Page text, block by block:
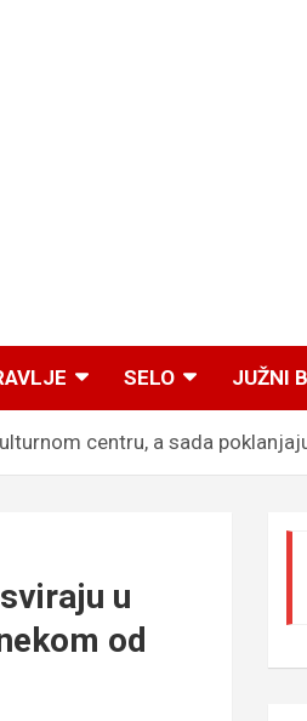
SELO JUŽNI
centru, a sada
u
od